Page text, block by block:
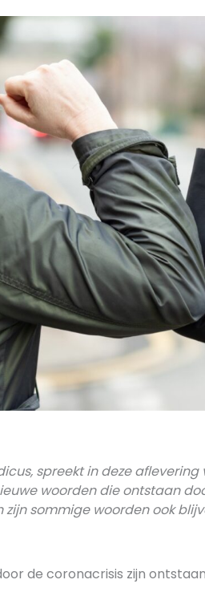
spreekt in deze
woorden die ontstaan
zijn sommige woorden ook
de coronacrisis zijn